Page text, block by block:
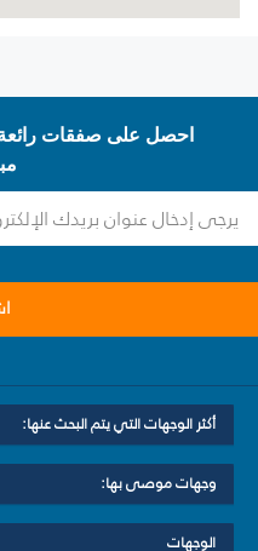
احصل على صفقات
أكثر الوجهات التي يتم البحث عنها:
وجهات موصى بها:
الوجهات